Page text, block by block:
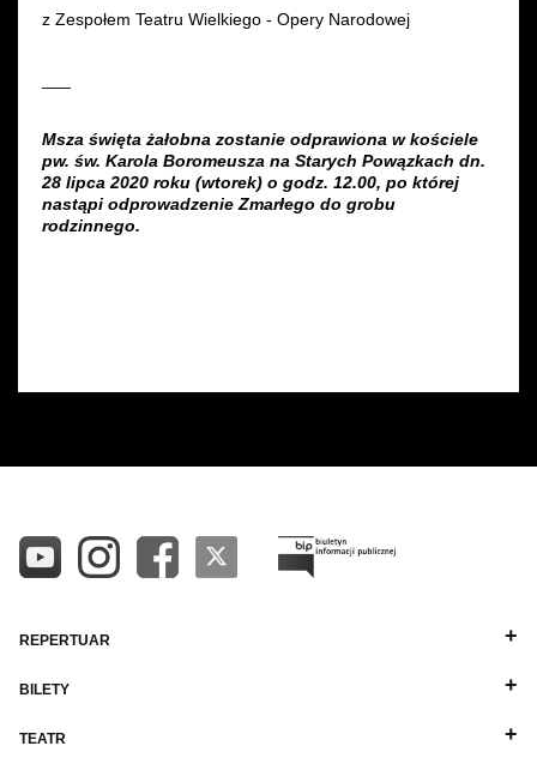
z Zespołem Teatru Wielkiego - Opery Narodowej
Msza święta żałobna zostanie odprawiona w kościele
pw. św. Karola Boromeusza na Starych Powązkach dn.
28 lipca 2020 roku (wtorek) o godz. 12.00, po której
nastąpi odprowadzenie Zmarłego do grobu
rodzinnego.
REPERTUAR
BILETY
TEATR